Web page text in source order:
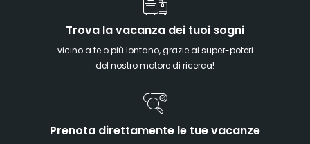
Trova la vacanza dei tuoi sogni
vicino a te o più lontano, grazie ai super-poteri
del nostro motore di ricerca!
Prenota direttamente le tue vacanze